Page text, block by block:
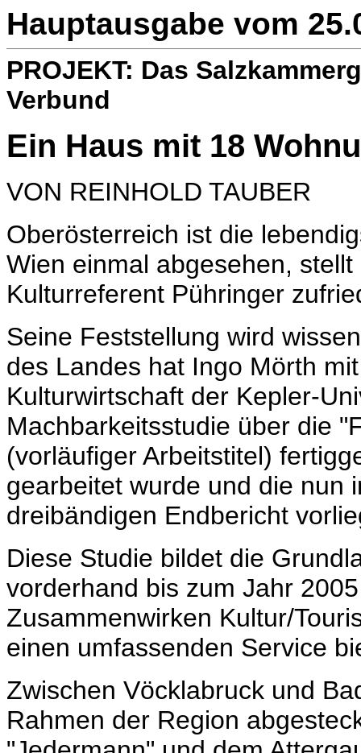
Hauptausgabe vom
PROJEKT: Das
Verbund
Ein Haus mit 18
VON REINHOLD TAUBER
Oberösterreich ist die
Wien einmal abgesehen,
Kulturreferent Pühringer
Seine Feststellung wird
des Landes hat Ingo Mörth
Kulturwirtschaft der Kepler-
Machbarkeitsstudie über die
(vorläufiger Arbeitstitel)
gearbeitet wurde und die nun
dreibändigen Endbericht
Diese Studie bildet die
vorderhand bis zum Jahr
Zusammenwirken Kultur/
einen umfassenden Service
Zwischen Vöcklabruck und
Rahmen der Region